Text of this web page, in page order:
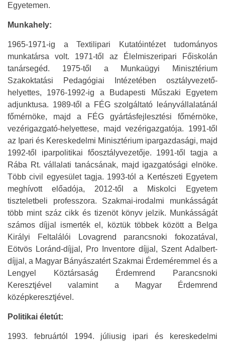
Egyetemen.
Munkahely:
1965-1971-ig a Textilipari Kutatóintézet tudományos
munkatársa volt. 1971-től az Élelmiszeripari Főiskolán
tanársegéd. 1975-től a Munkaügyi Minisztérium
Szakoktatási Pedagógiai Intézetében osztályvezető-
helyettes, 1976-1992-ig a Budapesti Műszaki Egyetem
adjunktusa. 1989-től a FÉG szolgáltató leányvállalatánál
főmérnöke, majd a FÉG gyártásfejlesztési főmérnöke,
vezérigazgató-helyettese, majd vezérigazgatója. 1991-től
az Ipari és Kereskedelmi Minisztérium ipargazdasági, majd
1992-től iparpolitikai főosztályvezetője. 1991-től tagja a
Rába Rt. vállalati tanácsának, majd igazgatósági elnöke.
Több civil egyesület tagja. 1993-tól a Kertészeti Egyetem
meghívott előadója, 2012-től a Miskolci Egyetem
tiszteletbeli professzora. Szakmai-irodalmi munkásságát
több mint száz cikk és tizenöt könyv jelzik. Munkásságát
számos díjjal ismerték el, köztük többek között a Belga
Királyi Feltalálói Lovagrend parancsnoki fokozatával,
Eötvös Loránd-díjjal, Pro Inventore díjjal, Szent Adalbert-
díjjal, a Magyar Bányászatért Szakmai Érdeméremmel és a
Lengyel Köztársaság Érdemrend Parancsnoki
Keresztjével valamint a Magyar Érdemrend
középkeresztjével.
Politikai életút:
1993. februártól 1994. júliusig ipari és kereskedelmi